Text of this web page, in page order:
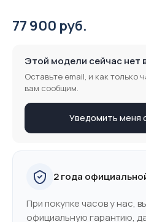
77 900 руб.
Этой модели сейчас нет
Оставьте email, и как только
вам сообщим.
Уведомить меня
2 года
При покупке часов у нас,
официальную гарантию,